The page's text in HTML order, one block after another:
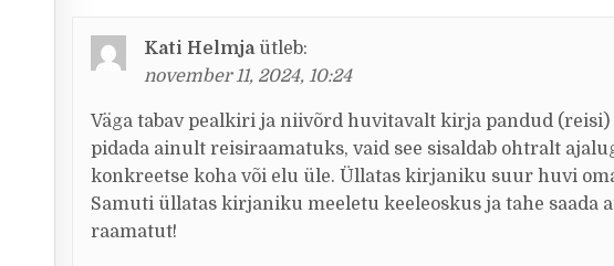
Kati Helmja ütleb:
november 11, 2024, 10:24
Väga tabav pealkiri ja niivõrd huvitavalt kirja pandud (reisi)
pidada ainult reisiraamatuks, vaid see sisaldab ohtralt
konkreetse koha või elu üle. Üllatas kirjaniku suur huvi
Samuti üllatas kirjaniku meeletu keeleoskus ja tahe saada
raamatut!